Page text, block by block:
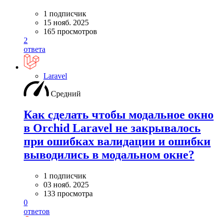
1 подписчик
15 нояб. 2025
165 просмотров
2
ответа
Laravel
Средний
Как сделать чтобы модальное окно
в Orchid Laravel не закрывалось
при ошибках валидации и ошибки
выводились в модальном окне?
1 подписчик
03 нояб. 2025
133 просмотра
0
ответов